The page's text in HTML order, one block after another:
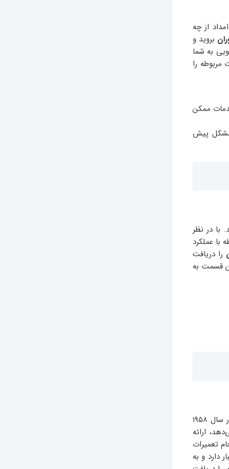
از چه
بروید و
به شما
را
ممکن
مشکل پیش
با در نظر
عملکرد
را دریافت
قسمت به
ال جی یکی از شرکت های بزرگ در زمینه صنعت الکترونیک و فناوری اطلاعات است که توانست در سال ۱۹۵۸
ارائه
تعمیرات
دارد و به